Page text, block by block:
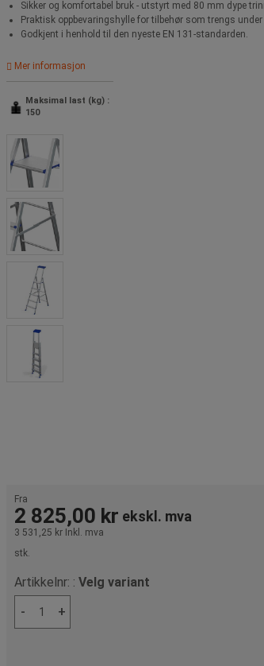
Sikker og komfortabel bruk - utstyrt med 80 mm dype
Praktisk oppbevaringshylle for tilbehør som trengs under
Godkjent i henhold til den nyeste EN 131-standarden.
Mer informasjon
Maksimal last (kg) :
150
Fra
2 825,00 kr ekskl. mva
3 531,25 kr Inkl. mva
stk.
Artikkelnr: : Velg variant
-
+